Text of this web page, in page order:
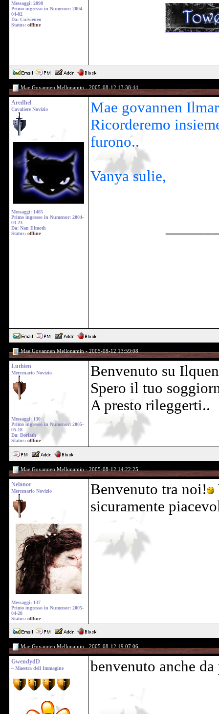
Messaggi: 2098
Primo ingresso in Numenor: 2004-
04-02
Da: Cuivienen
Status: offline
Mae Govannen Mellonamin - 2005-08-12 13:38:44
Aredhel
Cavaliere Novizio
Messaggi: 1485
Primo ingresso in Numenor: 2004-
03-23
Da: Nan Elmoth
Status: offline
Mae govannen
Ricorderemo
furono..
Vanya sulie,
Mae Govannen Mellonamin - 2005-08-12 13:59:08
Luthien
Mercenario Novizio
Messaggi: 130
Primo ingresso in Numenor: 2005-
05-18
Da: Doriath
Status: offline
Benvenuto su
Spero il tuo
A presto rileggerti..
Mae Govannen Mellonamin - 2005-08-12 14:22:25
Nelanor
Mercenario Novizio
Messaggi: 137
Primo ingresso in Numenor: 2005-
04-28
Status: offline
Benvenuto tra noi!
sicuramente
Mae Govannen Mellonamin - 2005-08-12 19:07:06
GwendydD
~ Maestra dell Immagine benvenuto anche